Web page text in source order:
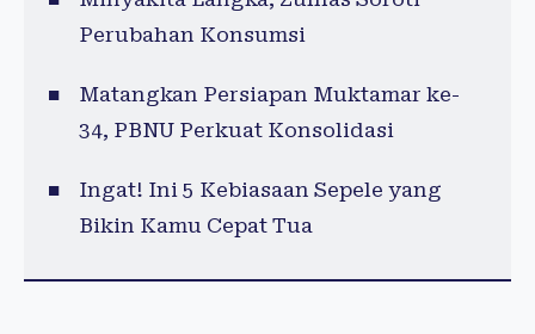
Perubahan Konsumsi
Matangkan Persiapan Muktamar ke-
34, PBNU Perkuat Konsolidasi
Ingat! Ini 5 Kebiasaan Sepele yang
Bikin Kamu Cepat Tua